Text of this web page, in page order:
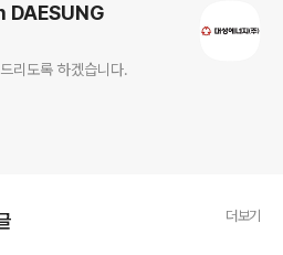
DAESUNG
리도록 하겠습니다.
더보기